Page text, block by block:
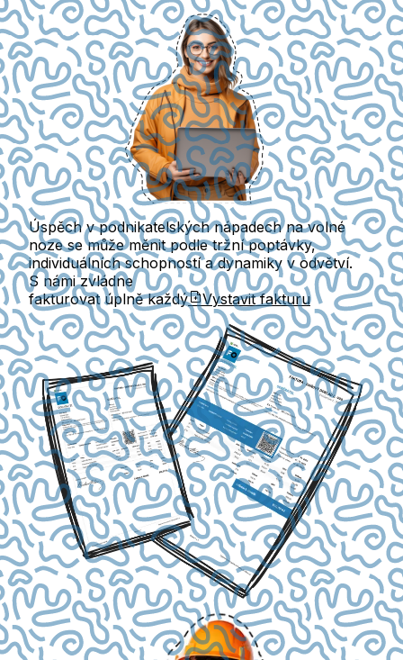
Úspěch v podnikatelských nápadech na volné
noze se může měnit podle tržní poptávky,
individuálních schopností a dynamiky v odvětví.
S námi zvládne
fakturovat úplně každý
Vystavit fakturu